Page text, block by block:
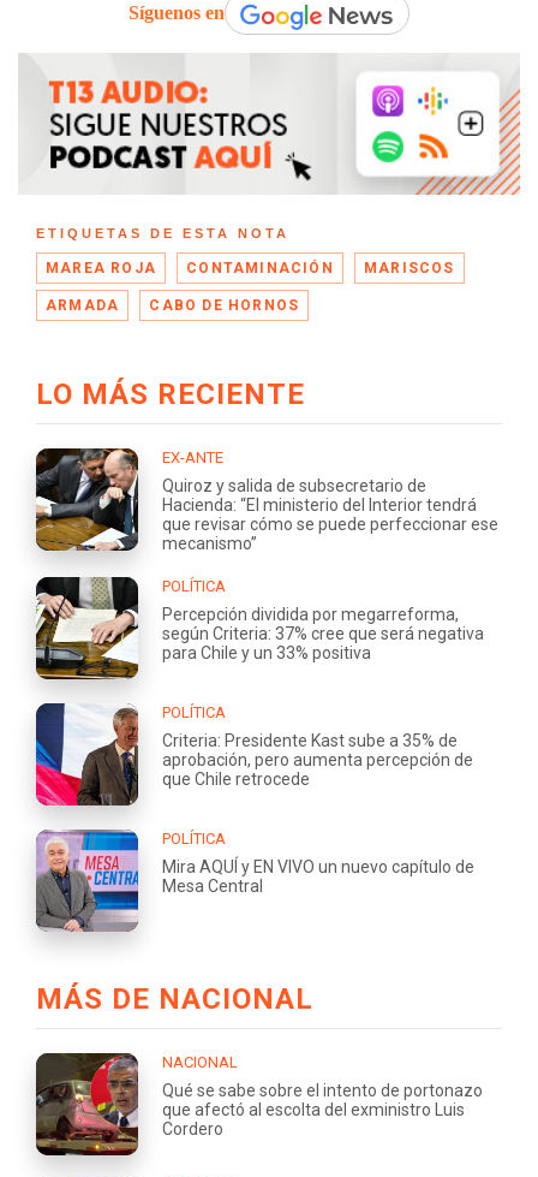
Síguenos en
ETIQUETAS DE ESTA NOTA
MAREA ROJA CONTAMINACIÓN MARISCOS
ARMADA CABO DE HORNOS
LO MÁS RECIENTE
EX-ANTE
Quiroz y salida de subsecretario de
Hacienda: “El ministerio del Interior tendrá
que revisar cómo se puede perfeccionar ese
mecanismo”
POLÍTICA
Percepción dividida por megarreforma,
según Criteria: 37% cree que será negativa
para Chile y un 33% positiva
POLÍTICA
Criteria: Presidente Kast sube a 35% de
aprobación, pero aumenta percepción de
que Chile retrocede
POLÍTICA
Mira AQUÍ y EN VIVO un nuevo capítulo de
Mesa Central
MÁS DE NACIONAL
NACIONAL
Qué se sabe sobre el intento de portonazo
que afectó al escolta del exministro Luis
Cordero